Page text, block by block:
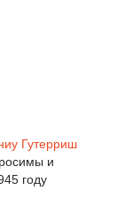
Гутерриш
и
году